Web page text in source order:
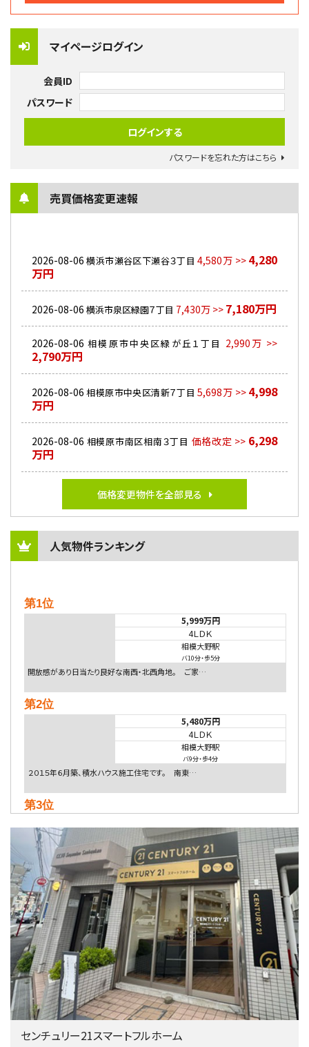
マイページログイン
会員ID
パスワード
パスワードを忘れた方はこちら
売買価格変更速報
2026-08-06 横浜市瀬谷区下瀬谷３丁目 4,580万 >> 4,280
万円
2026-08-06 横浜市泉区緑園７丁目 7,430万 >> 7,180万円
2026-08-06 相模原市中央区緑が丘１丁目 2,990万 >>
2,790万円
2026-08-06 相模原市中央区清新７丁目 5,698万 >> 4,998
万円
2026-08-06 相模原市南区相南３丁目 価格改定 >> 6,298
万円
価格変更物件を全部見る
人気物件ランキング
第1位
5,999万円
4ＬＤＫ
相模大野駅
バ10分・歩5分
開放感があり日当たり良好な南西・北西角地。 ご家…
第2位
5,480万円
4ＬＤＫ
相模大野駅
バ9分・歩4分
２０１５年６月築、積水ハウス施工住宅です。 南東…
第3位
4ＬＤＫ
淵野辺駅
歩17分
南側道路に面しており日当たり良好。 キッチンから…
第4位
3,680万円
4ＳＬＤＫ
海老名駅
バ15分・歩1分
リビングダイニング部分の床暖房完備 車並列2台駐…
第5位
4,190万円
センチュリー21スマートフルホーム